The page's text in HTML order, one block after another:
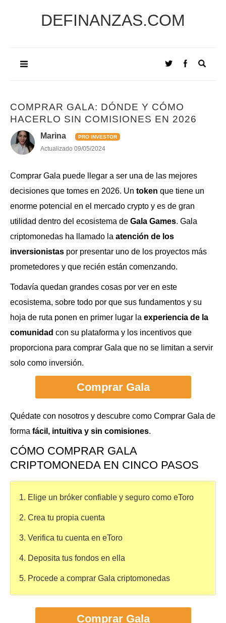
DEFINANZAS.COM
COMPRAR GALA: DÓNDE Y CÓMO
HACERLO SIN COMISIONES EN 2026
Marina PRO INVESTOR
Actualizado 09/05/2024
Comprar Gala puede llegar a ser una de las mejores
decisiones que tomes en 2026. Un token que tiene un
enorme potencial en el mercado crypto y es de gran
utilidad dentro del ecosistema de Gala Games. Gala
criptomonedas ha llamado la atención de los
inversionistas por presentar uno de los proyectos más
prometedores y que recién están comenzando.
Todavía quedan grandes cosas por ver en este
ecosistema, sobre todo por que sus fundamentos y su
hoja de ruta ponen en primer lugar la experiencia de la
comunidad con su plataforma y los incentivos que
proporciona para comprar Gala que no se limitan a servir
solo como inversión.
Comprar Gala
Quédate con nosotros y descubre como Comprar Gala de
forma fácil, intuitiva y sin comisiones.
CÓMO COMPRAR GALA
CRIPTOMONEDA EN CINCO PASOS
1. Elige un bróker confiable y seguro como eToro
2. Crea tu propia cuenta
3. Verifica tu cuenta en eToro
4. Deposita tus fondos en ella
5. Procede a comprar Gala criptomonedas
Comprar Gala